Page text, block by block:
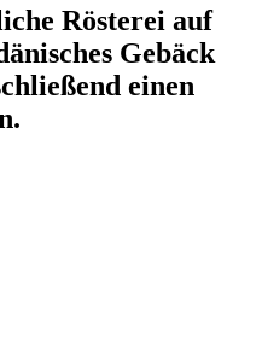
Rösterei auf
Gebäck
einen